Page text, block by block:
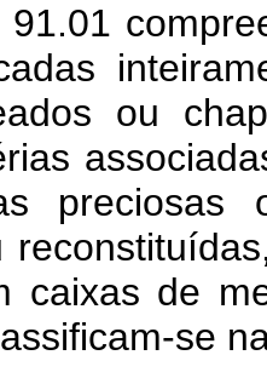
91.01
ou
preciosas
caixas de
se